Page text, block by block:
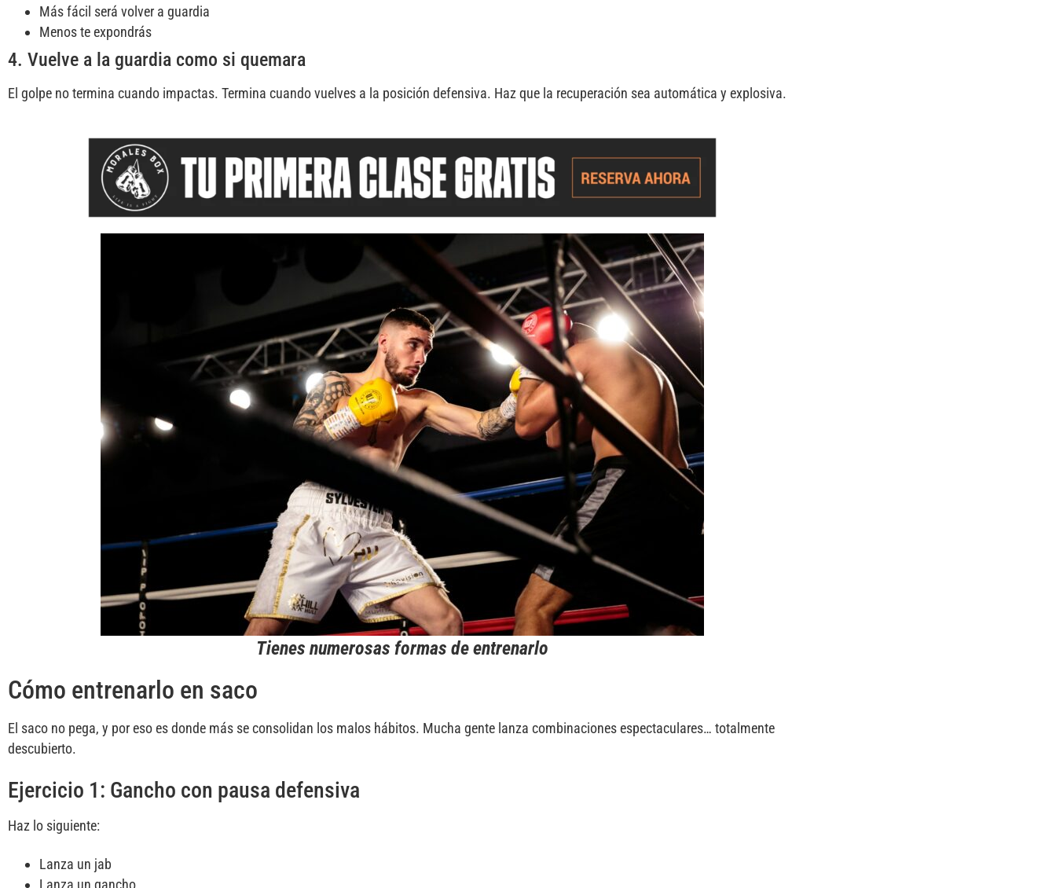
Más fácil será volver a guardia
Menos te expondrás
4. Vuelve a la guardia como si quemara
El golpe no termina cuando impactas. Termina cuando vuelves a la posición defensiva. Haz que la recuperación sea automática y explosiva.
Tienes numerosas formas de entrenarlo
Cómo entrenarlo en saco
El saco no pega, y por eso es donde más se consolidan los malos hábitos. Mucha gente lanza combinaciones espectaculares… totalmente
descubierto.
Ejercicio 1: Gancho con pausa defensiva
Haz lo siguiente:
Lanza un jab